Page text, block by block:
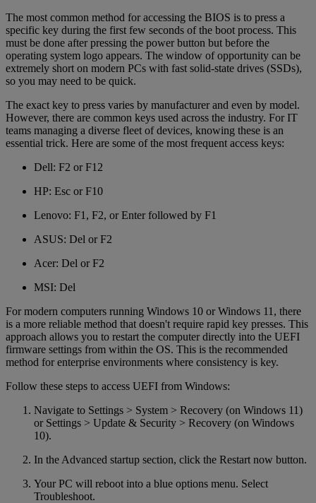
The most common method for accessing the BIOS is to press a
specific key during the first few seconds of the boot process. This
must be done after pressing the power button but before the
operating system logo appears. The window of opportunity can be
extremely short on modern PCs with fast solid-state drives (SSDs),
so you may need to be quick.
The exact key to press varies by manufacturer and even by model.
However, there are common keys used across the industry. For IT
teams managing a diverse fleet of devices, knowing these is an
essential trick. Here are some of the most frequent access keys:
Dell: F2 or F12
HP: Esc or F10
Lenovo: F1, F2, or Enter followed by F1
ASUS: Del or F2
Acer: Del or F2
MSI: Del
For modern computers running Windows 10 or Windows 11, there
is a more reliable method that doesn't require rapid key presses. This
approach allows you to restart the computer directly into the UEFI
firmware settings from within the OS. This is the recommended
method for enterprise environments where consistency is key.
Follow these steps to access UEFI from Windows:
Navigate to Settings > System > Recovery (on Windows 11)
or Settings > Update & Security > Recovery (on Windows
10).
In the Advanced startup section, click the Restart now button.
Your PC will reboot into a blue options menu. Select
Troubleshoot.